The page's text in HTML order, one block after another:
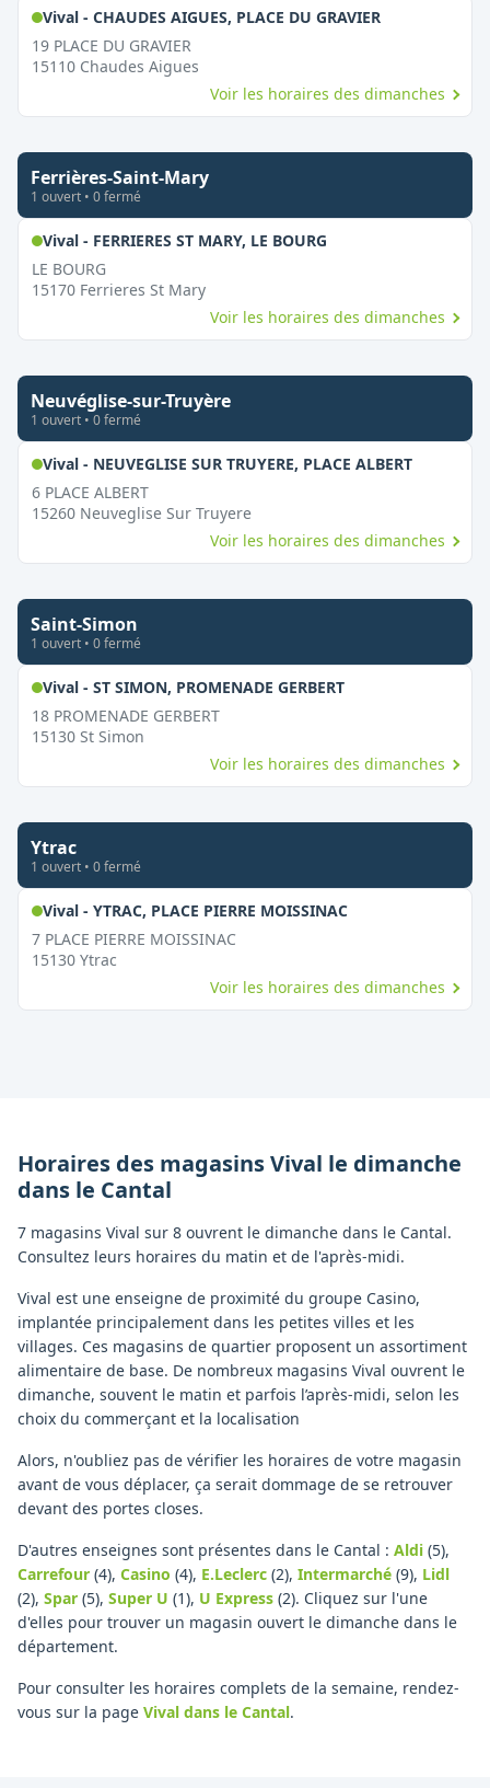
Vival - CHAUDES AIGUES, PLACE DU GRAVIER,
19 PLACE DU GRAVIER
15110 Chaudes Aigues
Voir les horaires des dimanches
Ferrières-Saint-Mary
1 ouvert • 0fermé
Vival - FERRIERES ST MARY, LE BOURG,
LE BOURG
15170 Ferrieres St Mary
Voir les horaires des dimanches
Neuvéglise-sur-Truyère
1 ouvert • 0fermé
Vival - NEUVEGLISE SUR TRUYERE, PLACE ALBERT,
6 PLACE ALBERT
15260 Neuveglise Sur Truyere
Voir les horaires des dimanches
Saint-Simon
1 ouvert • 0fermé
Vival - ST SIMON, PROMENADE GERBERT,
18 PROMENADE GERBERT
15130 St Simon
Voir les horaires des dimanches
Ytrac
1 ouvert • 0fermé
Vival - YTRAC, PLACE PIERRE MOISSINAC,
7 PLACE PIERRE MOISSINAC
15130 Ytrac
Voir les horaires des dimanches
Horaires des magasinsVival le dimanche
dans le Cantal
7 magasins Vival sur 8 ouvrent le dimanche dans le Cantal.
Consultez leurs horaires du matin et de l'après-midi.
Vival est une enseigne de proximité du groupe Casino,
implantée principalement dans les petites villes et les
villages. Ces magasins de quartier proposent un assortiment
alimentaire de base. De nombreux magasins Vival ouvrent le
dimanche, souvent le matin et parfois l’après-midi, selon les
choix du commerçant et la localisation
Alors, n'oubliez pas de vérifier les horaires de votre magasin
avant de vous déplacer, ça serait dommage de se retrouver
devant des portes closes.
D'autres enseignes sont présentes dans le Cantal : Aldi (5),
Carrefour (4), Casino (4), E.Leclerc (2), Intermarché (9), Lidl
(2), Spar (5), Super U (1), U Express (2). Cliquez sur l'une
d'elles pour trouver un magasin ouvert le dimanche dans le
département.
Pour consulter les horaires complets de la semaine, rendez-
vous sur la page Vival dans le Cantal.